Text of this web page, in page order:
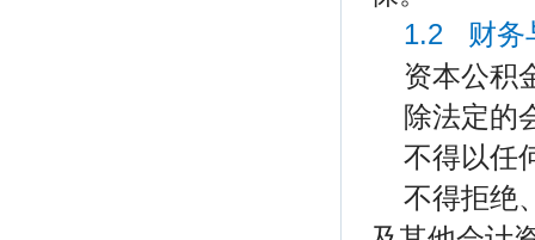
1.2 财务
资本公积
除法定的
不得以任
不得拒绝